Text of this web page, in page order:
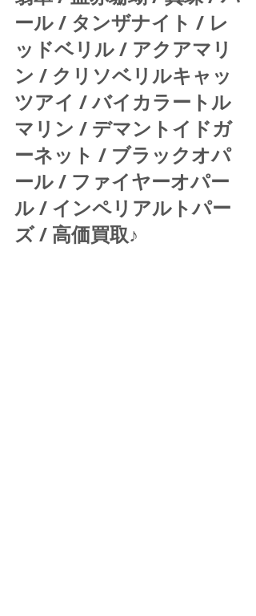
ール / タンザナイト / レ
ッドベリル / アクアマリ
ン / クリソベリルキャッ
ツアイ / バイカラートル
マリン / デマントイドガ
ーネット / ブラックオパ
ール / ファイヤーオパー
ル / インペリアルトパー
ズ / 高価買取♪